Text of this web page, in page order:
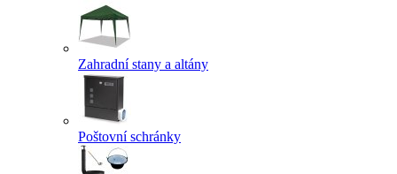
Zahradní stany a altány
Poštovní schránky